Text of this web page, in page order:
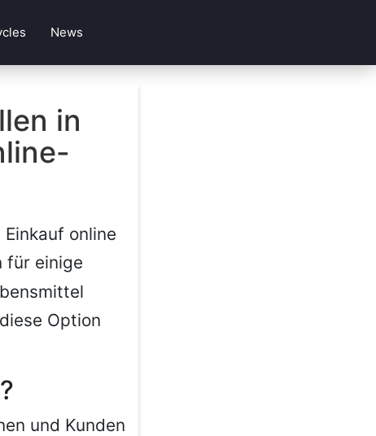
News
in
online
für einige
Option
?
und Kunden